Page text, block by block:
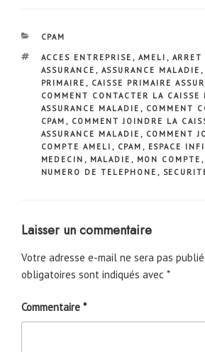
CATÉGORIES
CPAM
ÉTIQUETTES
ACCES ENTREPRISE , AMELI ,
ASSURANCE , ASSURANCE MALADIE ,
PRIMAIRE , CAISSE PRIMAIRE
COMMENT CONTACTER LA CAISSE
ASSURANCE MALADIE , COMMENT
CPAM , COMMENT JOINDRE LA
ASSURANCE MALADIE , COMMENT
COMPTE AMELI , CPAM , ESPACE
MEDECIN , MALADIE , MON COMPTE ,
NUMERO DE TELEPHONE ,
Laisser un commentaire
Votre adresse e-mail ne sera pas
obligatoires sont indiqués avec *
Commentaire *